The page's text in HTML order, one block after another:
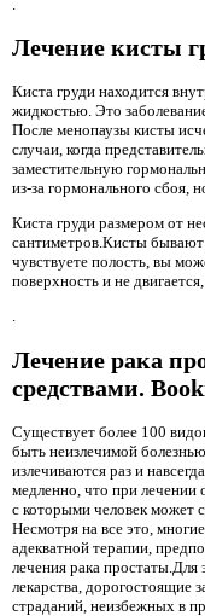
Лечение кисты
Киста груди находится
жидкостью. Это
После менопаузы кисты
случаи, когда
заместительную
из-за гормонального сбоя,
Киста груди размером от
сантиметров.Кисты
чувствуете полость, вы
поверхность и не
.
Лечение рака
средствами.
Существует более 100
быть неизлечимой
излечиваются раз и
медленно, что при лечении
с которыми человек может
Несмотря на все это,
адекватной терапии,
лечения рака
лекарства, дорогостоящие
страданий, неизбежных в